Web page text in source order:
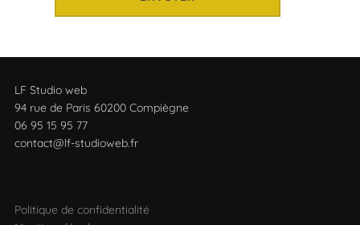
LF Studio web
94 rue de Paris 60200 Compiègne
06 95 15 95 77
contact@lf-studioweb.fr
Politique de confidentialité